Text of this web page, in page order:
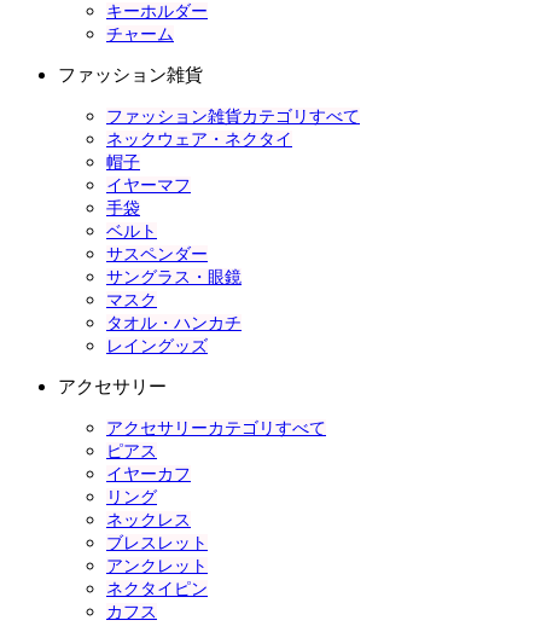
キーホルダー
チャーム
ファッション雑貨
ファッション雑貨カテゴリすべて
ネックウェア・ネクタイ
帽子
イヤーマフ
手袋
ベルト
サスペンダー
サングラス・眼鏡
マスク
タオル・ハンカチ
レイングッズ
アクセサリー
アクセサリーカテゴリすべて
ピアス
イヤーカフ
リング
ネックレス
ブレスレット
アンクレット
ネクタイピン
カフス